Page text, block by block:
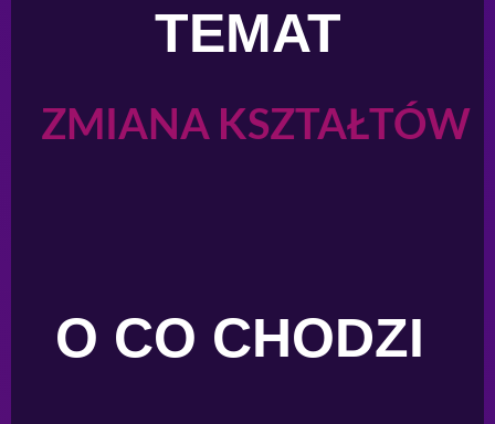
TEMAT
ZMIANA KSZTAŁTÓW
O CO CHODZI